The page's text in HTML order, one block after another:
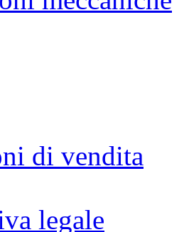
di vendita
legale